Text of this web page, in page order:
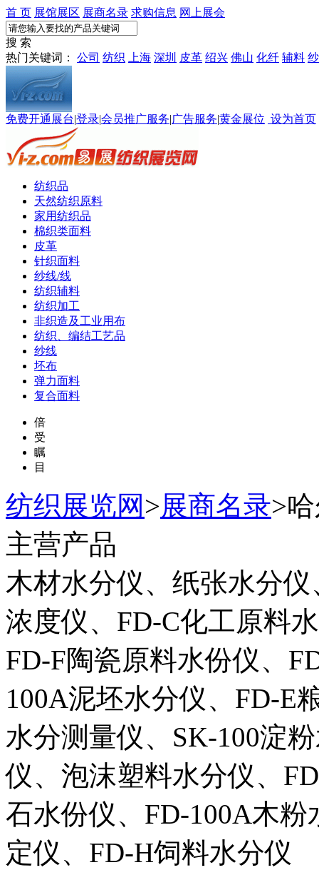
首 页 展馆展区 展商名录 求购信息 网上展会
搜 索
热门关键词： 公司 纺织 上海 深圳 皮革 绍兴 佛山 化纤 辅料
免费开通展台|登录|会员推广服务|广告服务|黄金展位 设为首页
纺织品
天然纺织原料
家用纺织品
棉织类面料
皮革
针织面料
纱线/线
纺织辅料
纺织加工
非织造及工业用布
纺织、编结工艺品
纱线
坯布
弹力面料
复合面料
倍
受
瞩
目
纺织展览网 >展商名录>
主营产品
木材水分仪、纸张水分
浓度仪、FD-C化工原料
FD-F陶瓷原料水份仪、
100A泥坯水分仪、FD-E
水分测量仪、SK-100淀
仪、泡沫塑料水分仪、
石水份仪、FD-100A木
定仪、FD-H饲料水分仪